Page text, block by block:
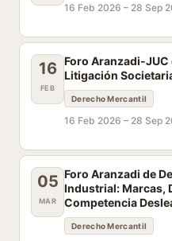
16 Feb 2026 – 28 Sep
16
FEB
Foro Aranzadi-JUC
Litigación
Derecho Mercantil
16 Feb 2026 – 28 Sep
05
MAR
Foro Aranzadi de
Industrial: Marcas,
Competencia
Derecho Mercantil